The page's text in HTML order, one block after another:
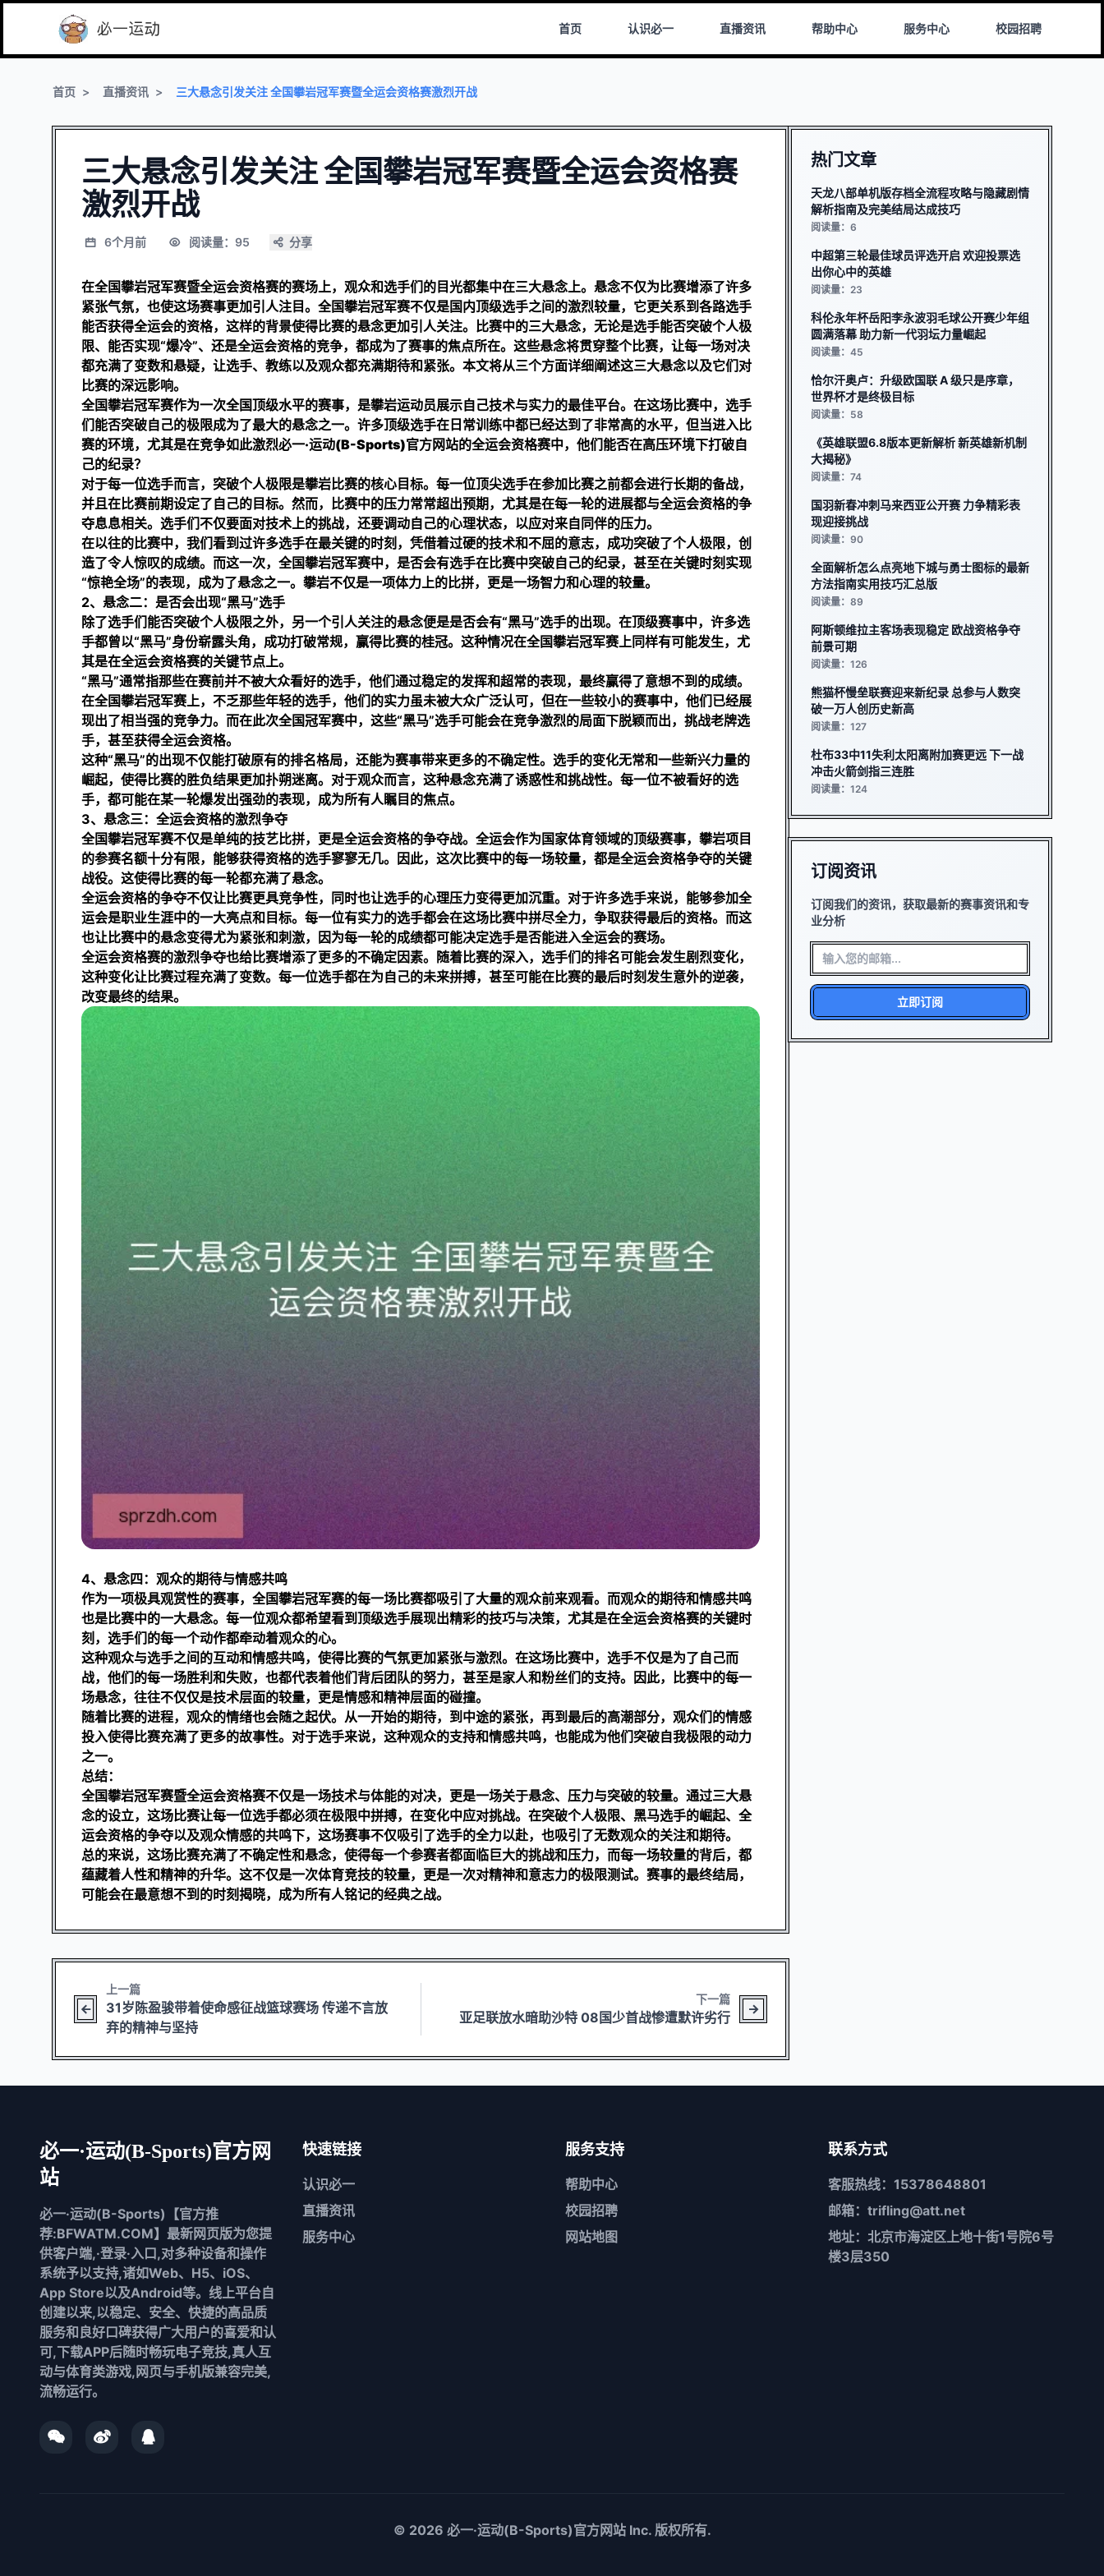
首页 认识必一 直播资讯 帮助中心 服务中心 校园招聘
首页 直播资讯 三大悬念引发关注 全国攀岩冠军赛暨全运会资格赛激烈开战
三大悬念引发关注 全国攀岩冠军赛暨全运会资格赛
激烈开战
6个月前 阅读量：95 分享
在全国攀岩冠军赛暨全运会资格赛的赛场上，观众和选手们的目光都集中在三大悬念上。悬念不仅为比赛增添了许多
紧张气氛，也使这场赛事更加引人注目。全国攀岩冠军赛不仅是国内顶级选手之间的激烈较量，它更关系到各路选手
能否获得全运会的资格，这样的背景使得比赛的悬念更加引人关注。比赛中的三大悬念，无论是选手能否突破个人极
限、能否实现“爆冷”、还是全运会资格的竞争，都成为了赛事的焦点所在。这些悬念将贯穿整个比赛，让每一场对决
都充满了变数和悬疑，让选手、教练以及观众都充满期待和紧张。本文将从三个方面详细阐述这三大悬念以及它们对
比赛的深远影响。
全国攀岩冠军赛作为一次全国顶级水平的赛事，是攀岩运动员展示自己技术与实力的最佳平台。在这场比赛中，选手
们能否突破自己的极限成为了最大的悬念之一。许多顶级选手在日常训练中都已经达到了非常高的水平，但当进入比
赛的环境，尤其是在竞争如此激烈必一·运动(B-Sports)官方网站的全运会资格赛中，他们能否在高压环境下打破自
己的纪录？
对于每一位选手而言，突破个人极限是攀岩比赛的核心目标。每一位顶尖选手在参加比赛之前都会进行长期的备战，
并且在比赛前期设定了自己的目标。然而，比赛中的压力常常超出预期，尤其是在每一轮的进展都与全运会资格的争
夺息息相关。选手们不仅要面对技术上的挑战，还要调动自己的心理状态，以应对来自同伴的压力。
在以往的比赛中，我们看到过许多选手在最关键的时刻，凭借着过硬的技术和不屈的意志，成功突破了个人极限，创
造了令人惊叹的成绩。而这一次，全国攀岩冠军赛中，是否会有选手在比赛中突破自己的纪录，甚至在关键时刻实现
“惊艳全场”的表现，成为了悬念之一。攀岩不仅是一项体力上的比拼，更是一场智力和心理的较量。
2、悬念二：是否会出现“黑马”选手
除了选手们能否突破个人极限之外，另一个引人关注的悬念便是是否会有“黑马”选手的出现。在顶级赛事中，许多选
手都曾以“黑马”身份崭露头角，成功打破常规，赢得比赛的桂冠。这种情况在全国攀岩冠军赛上同样有可能发生，尤
其是在全运会资格赛的关键节点上。
“黑马”通常指那些在赛前并不被大众看好的选手，他们通过稳定的发挥和超常的表现，最终赢得了意想不到的成绩。
在全国攀岩冠军赛上，不乏那些年轻的选手，他们的实力虽未被大众广泛认可，但在一些较小的赛事中，他们已经展
现出了相当强的竞争力。而在此次全国冠军赛中，这些“黑马”选手可能会在竞争激烈的局面下脱颖而出，挑战老牌选
手，甚至获得全运会资格。
这种“黑马”的出现不仅能打破原有的排名格局，还能为赛事带来更多的不确定性。选手的变化无常和一些新兴力量的
崛起，使得比赛的胜负结果更加扑朔迷离。对于观众而言，这种悬念充满了诱惑性和挑战性。每一位不被看好的选
手，都可能在某一轮爆发出强劲的表现，成为所有人瞩目的焦点。
3、悬念三：全运会资格的激烈争夺
全国攀岩冠军赛不仅是单纯的技艺比拼，更是全运会资格的争夺战。全运会作为国家体育领域的顶级赛事，攀岩项目
的参赛名额十分有限，能够获得资格的选手寥寥无几。因此，这次比赛中的每一场较量，都是全运会资格争夺的关键
战役。这使得比赛的每一轮都充满了悬念。
全运会资格的争夺不仅让比赛更具竞争性，同时也让选手的心理压力变得更加沉重。对于许多选手来说，能够参加全
运会是职业生涯中的一大亮点和目标。每一位有实力的选手都会在这场比赛中拼尽全力，争取获得最后的资格。而这
也让比赛中的悬念变得尤为紧张和刺激，因为每一轮的成绩都可能决定选手是否能进入全运会的赛场。
全运会资格赛的激烈争夺也给比赛增添了更多的不确定因素。随着比赛的深入，选手们的排名可能会发生剧烈变化，
这种变化让比赛过程充满了变数。每一位选手都在为自己的未来拼搏，甚至可能在比赛的最后时刻发生意外的逆袭，
改变最终的结果。
4、悬念四：观众的期待与情感共鸣
作为一项极具观赏性的赛事，全国攀岩冠军赛的每一场比赛都吸引了大量的观众前来观看。而观众的期待和情感共鸣
也是比赛中的一大悬念。每一位观众都希望看到顶级选手展现出精彩的技巧与决策，尤其是在全运会资格赛的关键时
刻，选手们的每一个动作都牵动着观众的心。
这种观众与选手之间的互动和情感共鸣，使得比赛的气氛更加紧张与激烈。在这场比赛中，选手不仅是为了自己而
战，他们的每一场胜利和失败，也都代表着他们背后团队的努力，甚至是家人和粉丝们的支持。因此，比赛中的每一
场悬念，往往不仅仅是技术层面的较量，更是情感和精神层面的碰撞。
随着比赛的进程，观众的情绪也会随之起伏。从一开始的期待，到中途的紧张，再到最后的高潮部分，观众们的情感
投入使得比赛充满了更多的故事性。对于选手来说，这种观众的支持和情感共鸣，也能成为他们突破自我极限的动力
之一。
总结：
全国攀岩冠军赛暨全运会资格赛不仅是一场技术与体能的对决，更是一场关于悬念、压力与突破的较量。通过三大悬
念的设立，这场比赛让每一位选手都必须在极限中拼搏，在变化中应对挑战。在突破个人极限、黑马选手的崛起、全
运会资格的争夺以及观众情感的共鸣下，这场赛事不仅吸引了选手的全力以赴，也吸引了无数观众的关注和期待。
总的来说，这场比赛充满了不确定性和悬念，使得每一个参赛者都面临巨大的挑战和压力，而每一场较量的背后，都
蕴藏着人性和精神的升华。这不仅是一次体育竞技的较量，更是一次对精神和意志力的极限测试。赛事的最终结局，
可能会在最意想不到的时刻揭晓，成为所有人铭记的经典之战。
上一篇
31岁陈盈骏带着使命感征战篮球赛场 传递不言放
弃的精神与坚持
下一篇
亚足联放水暗助沙特 08国少首战惨遭默许劣行
热门文章
天龙八部单机版存档全流程攻略与隐藏剧情
解析指南及完美结局达成技巧
阅读量：6
中超第三轮最佳球员评选开启 欢迎投票选
出你心中的英雄
阅读量：23
科伦永年杯岳阳李永波羽毛球公开赛少年组
圆满落幕 助力新一代羽坛力量崛起
阅读量：45
恰尔汗奥卢：升级欧国联 A 级只是序章，
世界杯才是终极目标
阅读量：58
《英雄联盟6.8版本更新解析 新英雄新机制
大揭秘》
阅读量：74
国羽新春冲刺马来西亚公开赛 力争精彩表
现迎接挑战
阅读量：90
全面解析怎么点亮地下城与勇士图标的最新
方法指南实用技巧汇总版
阅读量：89
阿斯顿维拉主客场表现稳定 欧战资格争夺
前景可期
阅读量：126
熊猫杯慢垒联赛迎来新纪录 总参与人数突
破一万人创历史新高
阅读量：127
杜布33中11失利太阳离附加赛更远 下一战
冲击火箭剑指三连胜
阅读量：124
订阅资讯
订阅我们的资讯，获取最新的赛事资讯和专
业分析
立即订阅
必一·运动(B-Sports)官方网
站
必一·运动(B-Sports)【官方推
荐:BFWATM.COM】最新网页版为您提
供客户端,·登录·入口,对多种设备和操作
系统予以支持,诸如Web、H5、iOS、
App Store以及Android等。线上平台自
创建以来,以稳定、安全、快捷的高品质
服务和良好口碑获得广大用户的喜爱和认
可,下载APP后随时畅玩电子竞技,真人互
动与体育类游戏,网页与手机版兼容完美,
流畅运行。
快速链接
认识必一
直播资讯
服务中心
服务支持
帮助中心
校园招聘
网站地图
联系方式
客服热线：15378648801
邮箱：trifling@att.net
地址：北京市海淀区上地十街1号院6号
楼3层350
© 2026 必一·运动(B-Sports)官方网站Inc. 版权所有.